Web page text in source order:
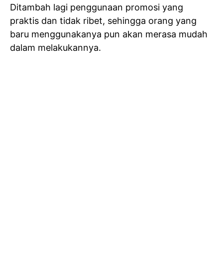
Ditambah lagi penggunaan promosi yang
praktis dan tidak ribet, sehingga orang yang
baru menggunakanya pun akan merasa mudah
dalam melakukannya.